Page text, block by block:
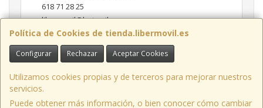
Política de Cookies de tienda.libermovil.es
Configurar Rechazar Aceptar Cookies
Utilizamos cookies propias y de terceros para mejorar nuestros
servicios.
Puede obtener más información, o bien conocer cómo cambiar
618 71 28 25
libermovil@hotmail.com
Horario
De Lunes a Viernes 10:00 a 14:00 - 17;30 a 20;30